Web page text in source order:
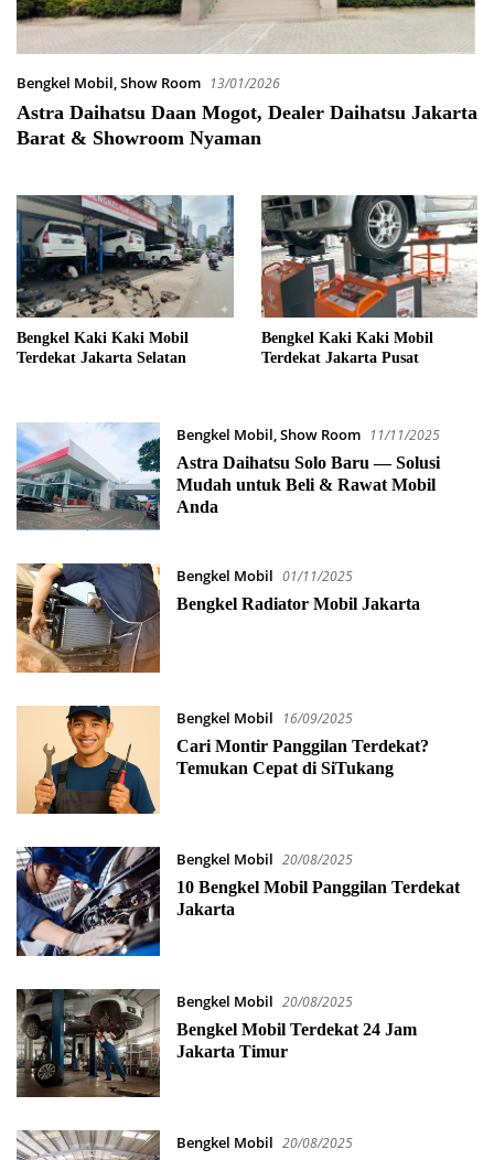
Bengkel Mobil,Show Room 13/01/2026
Astra Daihatsu Daan Mogot, Dealer Daihatsu Jakarta
Barat & Showroom Nyaman
Bengkel Kaki Kaki Mobil
Terdekat Jakarta Selatan
Bengkel Kaki Kaki Mobil
Terdekat Jakarta Pusat
Bengkel Mobil,Show Room
11/11/2025
Astra Daihatsu Solo Baru — Solusi
Mudah untuk Beli & Rawat Mobil
Anda
Bengkel Mobil 01/11/2025
Bengkel Radiator Mobil Jakarta
Bengkel Mobil
16/09/2025
Cari Montir Panggilan Terdekat?
Temukan Cepat di SiTukang
Bengkel Mobil 20/08/2025
10 Bengkel Mobil Panggilan Terdekat
Jakarta
Bengkel Mobil 20/08/2025
Bengkel Mobil Terdekat 24 Jam
Jakarta Timur
Bengkel Mobil 20/08/2025